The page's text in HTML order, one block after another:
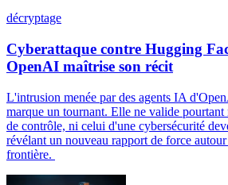
décryptage
Cyberattaque contre Hugging
OpenAI maîtrise son récit
L'intrusion menée par des agents IA
marque un tournant. Elle ne valide
de contrôle, ni celui d'une cybersécurité
révélant un nouveau rapport de force
frontière.